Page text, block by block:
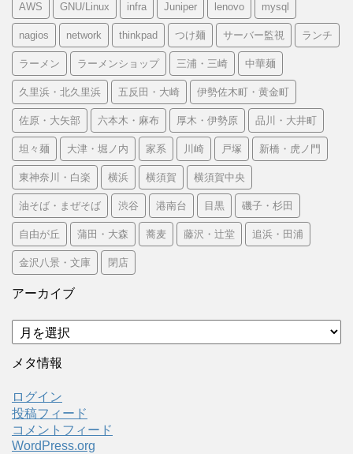
AWS GNU/Linux infra Juniper lenovo mysql
nagios network thinkpad つけ麺 サーバー監視 ランチ
ラーメン ラーメンショップ 三浦・三崎 中華麺
久里浜・北久里浜 五反田・大崎 伊勢佐木町・黄金町
佐原・大矢部 六本木・麻布 厚木・伊勢原 品川・大井町
坦々麺 大津・堀ノ内 家系 川崎 戸塚 新橋・虎ノ門
東神奈川・白楽 横浜 横須賀 横須賀中央
油そば・まぜそば 渋谷 港南台 目黒 磯子・杉田
自由が丘 蒲田・大森 蕎麦 藤沢・辻堂 追浜・田浦
金沢八景・文庫 閉店
アーカイブ
ア
ー
カ
ブ
メタ情報
ログイン
投稿フィード
コメントフィード
WordPress.org